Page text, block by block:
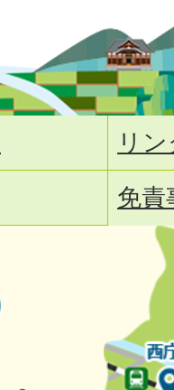
リ
免責